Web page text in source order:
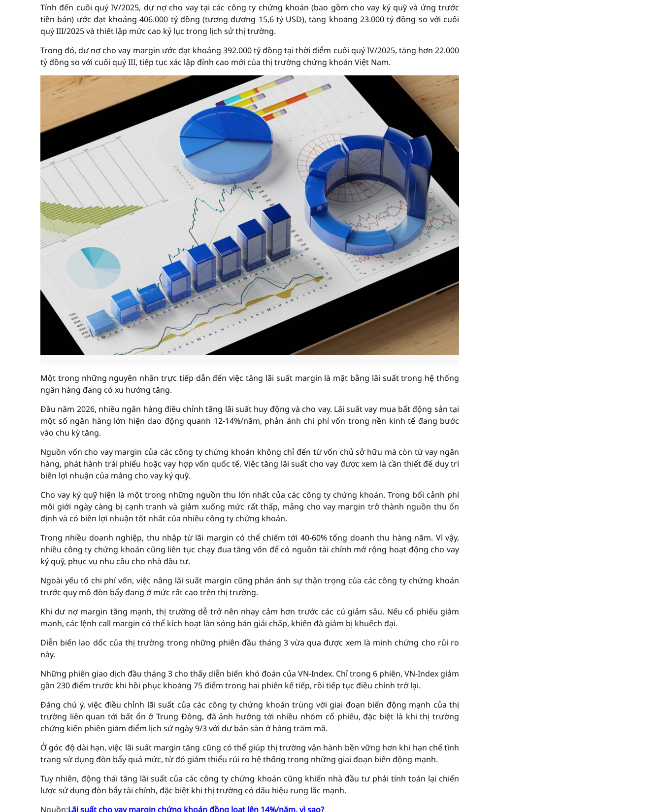
Tính đến cuối quý IV/2025, dư nợ cho vay tại các công ty chứng khoán (bao gồm cho vay ký quỹ và ứng trước
tiền bán) ước đạt khoảng 406.000 tỷ đồng (tương đương 15,6 tỷ USD), tăng khoảng 23.000 tỷ đồng so với cuối
quý III/2025 và thiết lập mức cao kỷ lục trong lịch sử thị trường.
Trong đó, dư nợ cho vay margin ước đạt khoảng 392.000 tỷ đồng tại thời điểm cuối quý IV/2025, tăng hơn 22.000
tỷ đồng so với cuối quý III, tiếp tục xác lập đỉnh cao mới của thị trường chứng khoán Việt Nam.
Một trong những nguyên nhân trực tiếp dẫn đến việc tăng lãi suất margin là mặt bằng lãi suất trong hệ thống
ngân hàng đang có xu hướng tăng.
Đầu năm 2026, nhiều ngân hàng điều chỉnh tăng lãi suất huy động và cho vay. Lãi suất vay mua bất động sản tại
một số ngân hàng lớn hiện dao động quanh 12-14%/năm, phản ánh chi phí vốn trong nền kinh tế đang bước
vào chu kỳ tăng.
Nguồn vốn cho vay margin của các công ty chứng khoán không chỉ đến từ vốn chủ sở hữu mà còn từ vay ngân
hàng, phát hành trái phiếu hoặc vay hợp vốn quốc tế. Việc tăng lãi suất cho vay được xem là cần thiết để duy trì
biên lợi nhuận của mảng cho vay ký quỹ.
Cho vay ký quỹ hiện là một trong những nguồn thu lớn nhất của các công ty chứng khoán. Trong bối cảnh phí
môi giới ngày càng bị cạnh tranh và giảm xuống mức rất thấp, mảng cho vay margin trở thành nguồn thu ổn
định và có biên lợi nhuận tốt nhất của nhiều công ty chứng khoán.
Trong nhiều doanh nghiệp, thu nhập từ lãi margin có thể chiếm tới 40-60% tổng doanh thu hàng năm. Vì vậy,
nhiều công ty chứng khoán cũng liên tục chạy đua tăng vốn để có nguồn tài chính mở rộng hoạt động cho vay
ký quỹ, phục vụ nhu cầu cho nhà đầu tư.
Ngoài yếu tố chi phí vốn, việc nâng lãi suất margin cũng phản ánh sự thận trọng của các công ty chứng khoán
trước quy mô đòn bẩy đang ở mức rất cao trên thị trường.
Khi dư nợ margin tăng mạnh, thị trường dễ trở nên nhạy cảm hơn trước các cú giảm sâu. Nếu cổ phiếu giảm
mạnh, các lệnh call margin có thể kích hoạt làn sóng bán giải chấp, khiến đà giảm bị khuếch đại.
Diễn biến lao dốc của thị trường trong những phiên đầu tháng 3 vừa qua được xem là minh chứng cho rủi ro
này.
Những phiên giao dịch đầu tháng 3 cho thấy diễn biến khó đoán của VN-Index. Chỉ trong 6 phiên, VN-Index giảm
gần 230 điểm trước khi hồi phục khoảng 75 điểm trong hai phiên kế tiếp, rồi tiếp tục điều chỉnh trở lại.
Đáng chú ý, việc điều chỉnh lãi suất của các công ty chứng khoán trùng với giai đoạn biến động mạnh của thị
trường liên quan tới bất ổn ở Trung Đông, đã ảnh hưởng tới nhiều nhóm cổ phiếu, đặc biệt là khi thị trường
chứng kiến phiên giảm điểm lịch sử ngày 9/3 với dư bán sàn ở hàng trăm mã.
Ở góc độ dài hạn, việc lãi suất margin tăng cũng có thể giúp thị trường vận hành bền vững hơn khi hạn chế tình
trạng sử dụng đòn bẩy quá mức, từ đó giảm thiểu rủi ro hệ thống trong những giai đoạn biến động mạnh.
Tuy nhiên, động thái tăng lãi suất của các công ty chứng khoán cũng khiến nhà đầu tư phải tính toán lại chiến
lược sử dụng đòn bẩy tài chính, đặc biệt khi thị trường có dấu hiệu rung lắc mạnh.
Nguồn:Lãi suất cho vay margin chứng khoán đồng loạt lên 14%/năm, vì sao?